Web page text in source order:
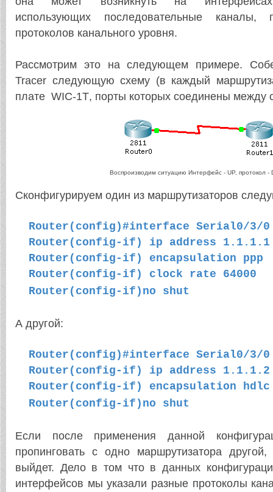
использующих последовательные каналы,
протоколов канального уровня.
Рассмотрим это на следующем примере.
Tracer следующую схему (в каждый
плате WIC-1T, порты которых соединены между
Воспроизводим ситуацию Интерфейс - UP, протокол -
Сконфигурируем один из маршрутизаторов
Router(config)#interface Serial0/3/0
Router(config-if) ip address 1.1.1.1
Router(config-if) encapsulation ppp
Router(config-if) clock rate 64000
Router(config-if)no shut
А другой:
Router(config)#interface Serial0/3/0
Router(config-if) ip address 1.1.1.2
Router(config-if) encapsulation hdlc
Router(config-if)no shut
Если после применения данной
пропинговать с одно маршрутизатора
выйдет. Дело в том что в данных
интерфейсов мы указали разные протоколы